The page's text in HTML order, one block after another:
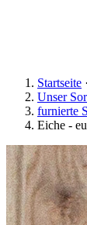
Startseite ·
Unser
furnierte
Eiche -